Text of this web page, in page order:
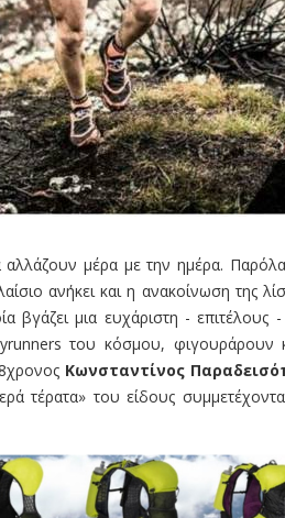
μέρα με την ημέρα.
ανήκει και η ανακοίνωση της
βγάζει μια ευχάριστη - επιτέλους -
του κόσμου, φιγουράρουν
Κωνσταντίνος
τέρατα» του είδους